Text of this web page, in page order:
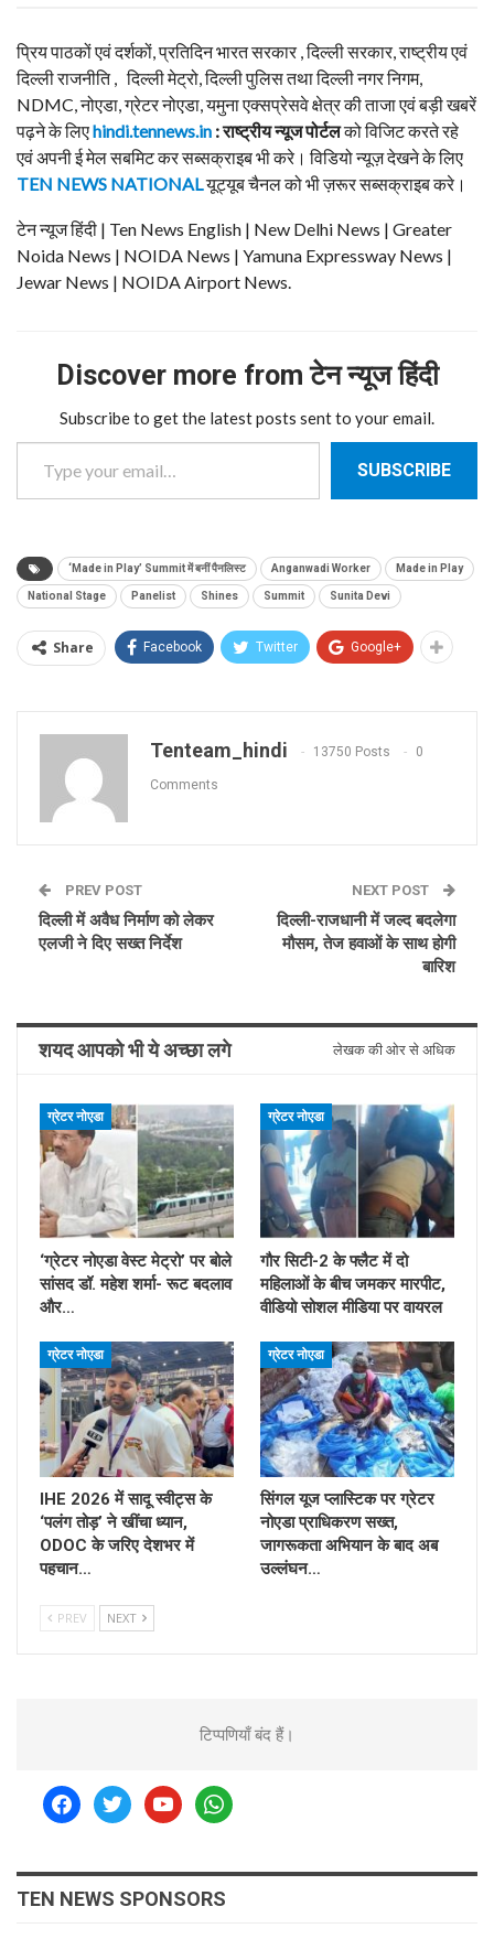
प्रिय पाठकों एवं दर्शकों, प्रतिदिन भारत सरकार , दिल्ली सरकार, राष्ट्रीय एवं
दिल्ली राजनीति , दिल्ली मेट्रो, दिल्ली पुलिस तथा दिल्ली नगर निगम,
NDMC, नोएडा, ग्रेटर नोएडा, यमुना एक्सप्रेसवे क्षेत्र की ताजा एवं बड़ी खबरें
पढ़ने के लिएhindi.tennews.in : राष्ट्रीय न्यूज पोर्टलको विजिट करते रहे
एवं अपनी ई मेल सबमिट कर सब्सक्राइब भी करे। विडियो न्यूज़ देखने के लिए
TEN NEWS NATIONALयूट्यूब चैनल को भी ज़रूर सब्सक्राइब करे।
टेन न्यूज हिंदी | Ten News English | New Delhi News | Greater
Noida News | NOIDA News | Yamuna Expressway News |
Jewar News | NOIDA Airport News.
Discover more from टेन न्यूज हिंदी
Subscribe to get the latest posts sent to your email.
Type your email…
SUBSCRIBE
‘Made in Play’ Summit में बनीं पैनलिस्ट Anganwadi Worker Made in Play
National Stage Panelist Shines Summit Sunita Devi
Share Facebook Twitter Google+
Tenteam_hindi 13750 Posts 0
Comments
PREV POST
दिल्ली में अवैध निर्माण को लेकर
एलजी ने दिए सख्त निर्देश
NEXT POST
दिल्ली-राजधानी में जल्द बदलेगा
मौसम, तेज हवाओं के साथ होगी
बारिश
शयद आपको भी ये अच्छा लगे लेखक की ओर से अधिक
ग्रेटर नोएडा
‘ग्रेटर नोएडा वेस्ट मेट्रो’ पर बोले
सांसद डॉ. महेश शर्मा- रूट बदलाव
और…
ग्रेटर नोएडा
गौर सिटी-2 के फ्लैट में दो
महिलाओं के बीच जमकर मारपीट,
वीडियो सोशल मीडिया पर वायरल
ग्रेटर नोएडा
IHE 2026 में सादू स्वीट्स के
‘पलंग तोड़’ ने खींचा ध्यान,
ODOC के जरिए देशभर में
पहचान…
ग्रेटर नोएडा
सिंगल यूज प्लास्टिक पर ग्रेटर
नोएडा प्राधिकरण सख्त,
जागरूकता अभियान के बाद अब
उल्लंघन…
PREV NEXT
टिप्पणियाँ बंद हैं।
facebooktwitteryoutubewhatsapp
TEN NEWS SPONSORS